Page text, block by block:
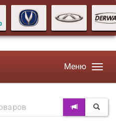
Меню